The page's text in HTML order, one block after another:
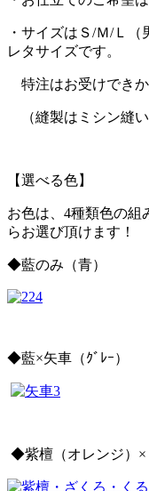
・サイズはＳ/Ｍ/Ｌ
レタサイズです。
特注はお受けできか
（縫製はミシン縫い
【選べる色】
お色は、4種類色の組
らお選び頂けます！
◆藍のみ（青）
◆藍×矢車（ｸﾞﾚｰ）
◆紫檀（オレンジ）×